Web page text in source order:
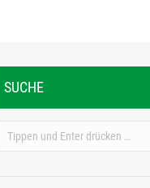
SUCHE
Search: